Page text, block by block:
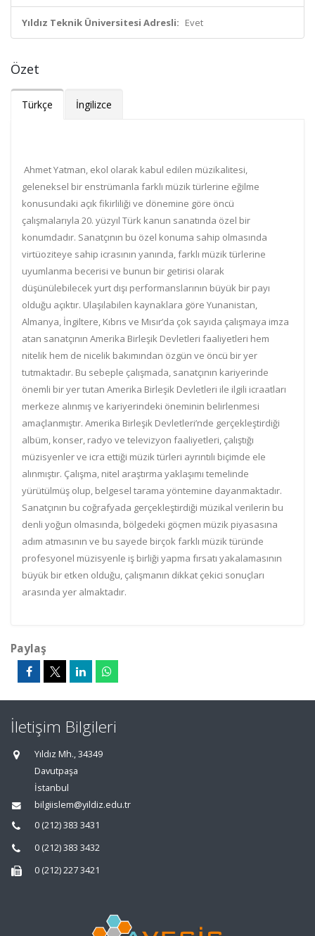
Yıldız Teknik Üniversitesi Adresli: Evet
Özet
Türkçe İngilizce
Ahmet Yatman, ekol olarak kabul edilen müzikalitesi,
geleneksel bir enstrümanla farklı müzik türlerine eğilme
konusundaki açık fikirliliği ve dönemine göre öncü
çalışmalarıyla 20. yüzyıl Türk kanun sanatında özel bir
konumdadır. Sanatçının bu özel konuma sahip olmasında
virtüoziteye sahip icrasının yanında, farklı müzik türlerine
uyumlanma becerisi ve bunun bir getirisi olarak
düşünülebilecek yurt dışı performanslarının büyük bir payı
olduğu açıktır. Ulaşılabilen kaynaklara göre Yunanistan,
Almanya, İngiltere, Kıbrıs ve Mısır’da çok sayıda çalışmaya imza
atan sanatçının Amerika Birleşik Devletleri faaliyetleri hem
nitelik hem de nicelik bakımından özgün ve öncü bir yer
tutmaktadır. Bu sebeple çalışmada, sanatçının kariyerinde
önemli bir yer tutan Amerika Birleşik Devletleri ile ilgili icraatları
merkeze alınmış ve kariyerindeki öneminin belirlenmesi
amaçlanmıştır. Amerika Birleşik Devletleri’nde gerçekleştirdiği
albüm, konser, radyo ve televizyon faaliyetleri, çalıştığı
müzisyenler ve icra ettiği müzik türleri ayrıntılı biçimde ele
alınmıştır. Çalışma, nitel araştırma yaklaşımı temelinde
yürütülmüş olup, belgesel tarama yöntemine dayanmaktadır.
Sanatçının bu coğrafyada gerçekleştirdiği müzikal verilerin bu
denli yoğun olmasında, bölgedeki göçmen müzik piyasasına
adım atmasının ve bu sayede birçok farklı müzik türünde
profesyonel müzisyenle iş birliği yapma fırsatı yakalamasının
büyük bir etken olduğu, çalışmanın dikkat çekici sonuçları
arasında yer almaktadır.
Paylaş
İletişim Bilgileri
Yıldız Mh., 34349
Davutpaşa
İstanbul
bilgiislem@yildiz.edu.tr
0 (212) 383 3431
0 (212) 383 3432
0 (212) 227 3421